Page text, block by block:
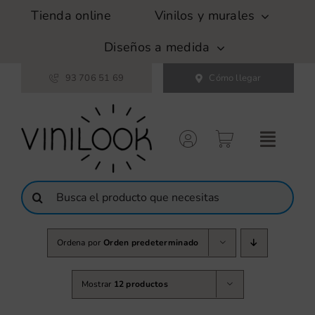
SaltarTienda online
Vinilos y murales
Diseños a medida
93 706 51 69 Cómo llegar
Buscar:
Ordena por Orden predeterminado
Mostrar 12 productos